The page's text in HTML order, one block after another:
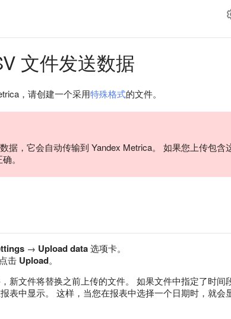
文件发送数据
，请创建一个采用特殊格式的文件。
据，它会自动传输到 Yandex Metrica。 如果您上传包
。
→ Upload data选项卡。
击 Upload。
新文件将替换之前上传的文件。 如果文件中指定了时间
表中显示。 这样，当您在报表中选择一个日期时，就会